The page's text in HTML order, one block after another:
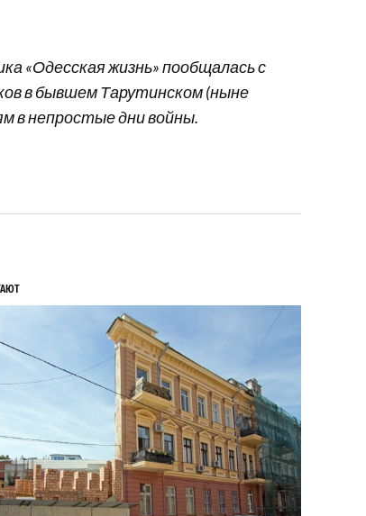
«Одесская жизнь» пообщалась с
в бывшем Тарутинском (ныне
в непростые дни войны.